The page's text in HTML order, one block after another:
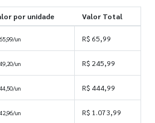
por unidade Valor Total
65,99/un R$ 65,99
49,20/un R$ 245,99
44,50/un R$ 444,99
42,96/un R$ 1.073,99